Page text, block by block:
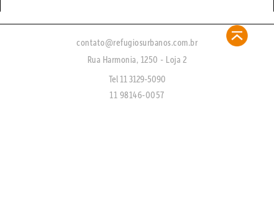
contato@refugiosurbanos.com.br
Rua Harmonia, 1250 - Loja 2
Tel 11 3129-5090
11 98146-0057